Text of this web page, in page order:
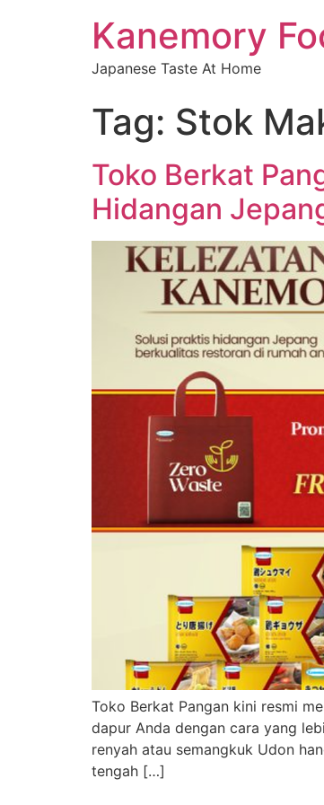
Kanemory
Japanese Taste At Home
Tag: Stok
Toko Berkat
Hidangan
Toko Berkat Pangan kini resmi
dapur Anda dengan cara yang
renyah atau semangkuk Udon
tengah […]